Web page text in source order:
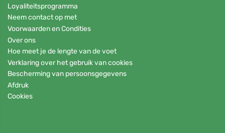
Loyaliteitsprogramma
Neem contact op met
Voorwaarden en Condities
Over ons
Hoe meet je de lengte van de voet
Verklaring over het gebruik van cookies
Bescherming van persoonsgegevens
Afdruk
Cookies